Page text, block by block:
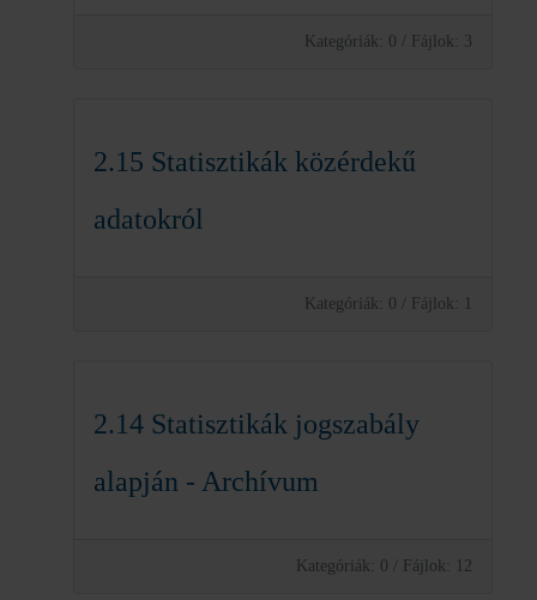
Kategóriák: 0 / Fájlok: 3
2.15 Statisztikák közérdekű
adatokról
Kategóriák: 0 / Fájlok: 1
2.14 Statisztikák jogszabály
alapján - Archívum
Kategóriák: 0 / Fájlok: 12